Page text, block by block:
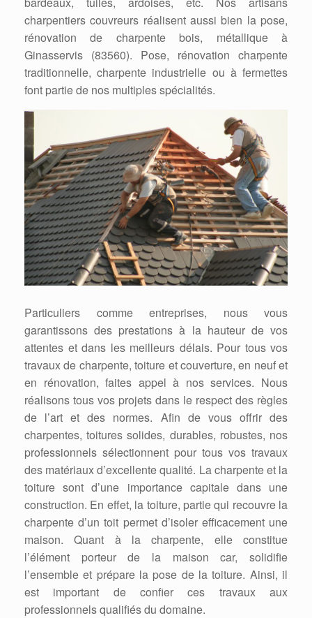
charpentiers couvreurs réalisent aussi bien la pose,
rénovation de charpente bois, métallique à
Ginasservis (83560). Pose, rénovation charpente
traditionnelle, charpente industrielle ou à fermettes
font partie de nos multiples spécialités.
Particuliers comme entreprises, nous vous
garantissons des prestations à la hauteur de vos
attentes et dans les meilleurs délais. Pour tous vos
travaux de charpente, toiture et couverture, en neuf et
en rénovation, faites appel à nos services. Nous
réalisons tous vos projets dans le respect des règles
de l’art et des normes. Afin de vous offrir des
charpentes, toitures solides, durables, robustes, nos
professionnels sélectionnent pour tous vos travaux
des matériaux d’excellente qualité. La charpente et la
toiture sont d’une importance capitale dans une
construction. En effet, la toiture, partie qui recouvre la
charpente d’un toit permet d’isoler efficacement une
maison. Quant à la charpente, elle constitue
l’élément porteur de la maison car, solidifie
l’ensemble et prépare la pose de la toiture. Ainsi, il
est important de confier ces travaux aux
professionnels qualifiés du domaine.